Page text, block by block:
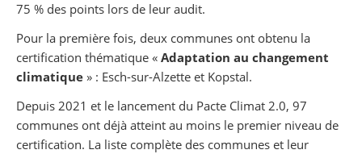
75 % des points lors de leur audit.
Pour la première fois, deux communes ont obtenu la
certification thématique « Adaptation au changement
climatique » : Esch-sur-Alzette et Kopstal.
Depuis 2021 et le lancement du Pacte Climat 2.0, 97
communes ont déjà atteint au moins le premier niveau de
certification. La liste complète des communes et leur